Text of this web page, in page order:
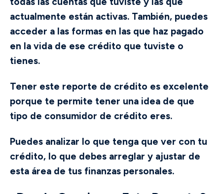
actualmente están activas. También, puedes
acceder a las formas en las que haz pagado
en la vida de ese crédito que tuviste o
tienes.
Tener este reporte de crédito es excelente
porque te permite tener una idea de que
tipo de consumidor de crédito eres.
Puedes analizar lo que tenga que ver con tu
crédito, lo que debes arreglar y ajustar de
esta área de tus finanzas personales.